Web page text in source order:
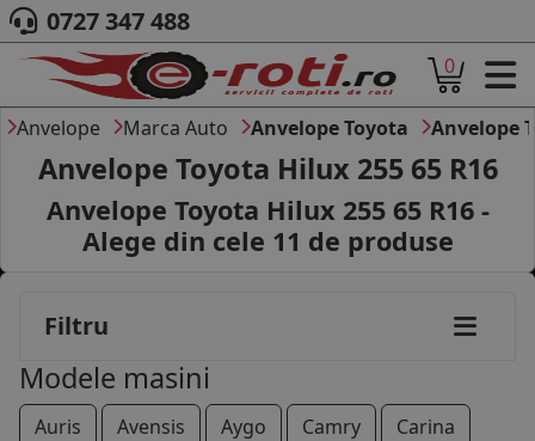
ACASA
DESPRE NOI
ANVELOPE
AUTO
CAMION
MOTO
MARCA AUTO
BLOG
0727 347 488
0
Anvelope Marca Auto Anvelope Toyota Anvelope
Anvelope Toyota Hilux 255 65 R16
Anvelope Toyota Hilux 255 65 R16 -
Alege din cele 11 de produse
Filtru
Modele masini
Auris Avensis Aygo Camry
Carina